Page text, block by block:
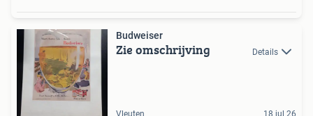
Budweiser
Zie omschrijving Details